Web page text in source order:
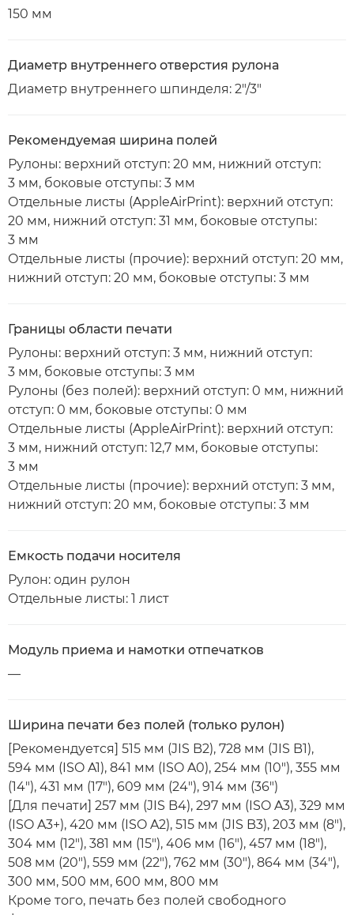
150 мм
Диаметр внутреннего отверстия рулона
Диаметр внутреннего шпинделя: 2"/3"
Рекомендуемая ширина полей
Рулоны: верхний отступ: 20 мм, нижний отступ:
3 мм, боковые отступы: 3 мм
Отдельные листы (AppleAirPrint): верхний отступ:
20 мм, нижний отступ: 31 мм, боковые отступы:
3 мм
Отдельные листы (прочие): верхний отступ: 20 мм,
нижний отступ: 20 мм, боковые отступы: 3 мм
Границы области печати
Рулоны: верхний отступ: 3 мм, нижний отступ:
3 мм, боковые отступы: 3 мм
Рулоны (без полей): верхний отступ: 0 мм, нижний
отступ: 0 мм, боковые отступы: 0 мм
Отдельные листы (AppleAirPrint): верхний отступ:
3 мм, нижний отступ: 12,7 мм, боковые отступы:
3 мм
Отдельные листы (прочие): верхний отступ: 3 мм,
нижний отступ: 20 мм, боковые отступы: 3 мм
Емкость подачи носителя
Рулон: один рулон
Отдельные листы: 1 лист
Модуль приема и намотки отпечатков
—
Ширина печати без полей (только рулон)
[Рекомендуется] 515 мм (JIS B2), 728 мм (JIS B1),
594 мм (ISO A1), 841 мм (ISO A0), 254 мм (10"), 355 мм
(14"), 431 мм (17"), 609 мм (24"), 914 мм (36")
[Для печати] 257 мм (JIS B4), 297 мм (ISO A3), 329 мм
(ISO A3+), 420 мм (ISO A2), 515 мм (JIS B3), 203 мм (8"),
304 мм (12"), 381 мм (15"), 406 мм (16"), 457 мм (18"),
508 мм (20"), 559 мм (22"), 762 мм (30"), 864 мм (34"),
300 мм, 500 мм, 600 мм, 800 мм
Кроме того, печать без полей свободного